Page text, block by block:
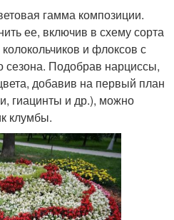
гамма композиции.
ее, включив в схему сорта
и флоксов с
сезона. Подобрав нарциссы,
добавив на первый план
гиацинты и др.), можно
клумбы.